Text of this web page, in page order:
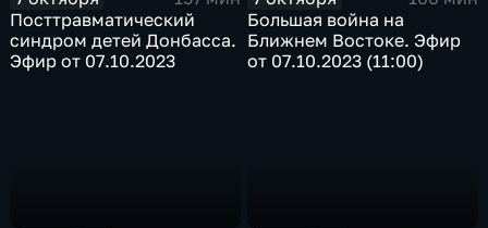
Посттравматический
синдром детей Донбасса.
Эфир от 07.10.2023
Большая война на
Ближнем Востоке. Эфир
от 07.10.2023 (11:00)